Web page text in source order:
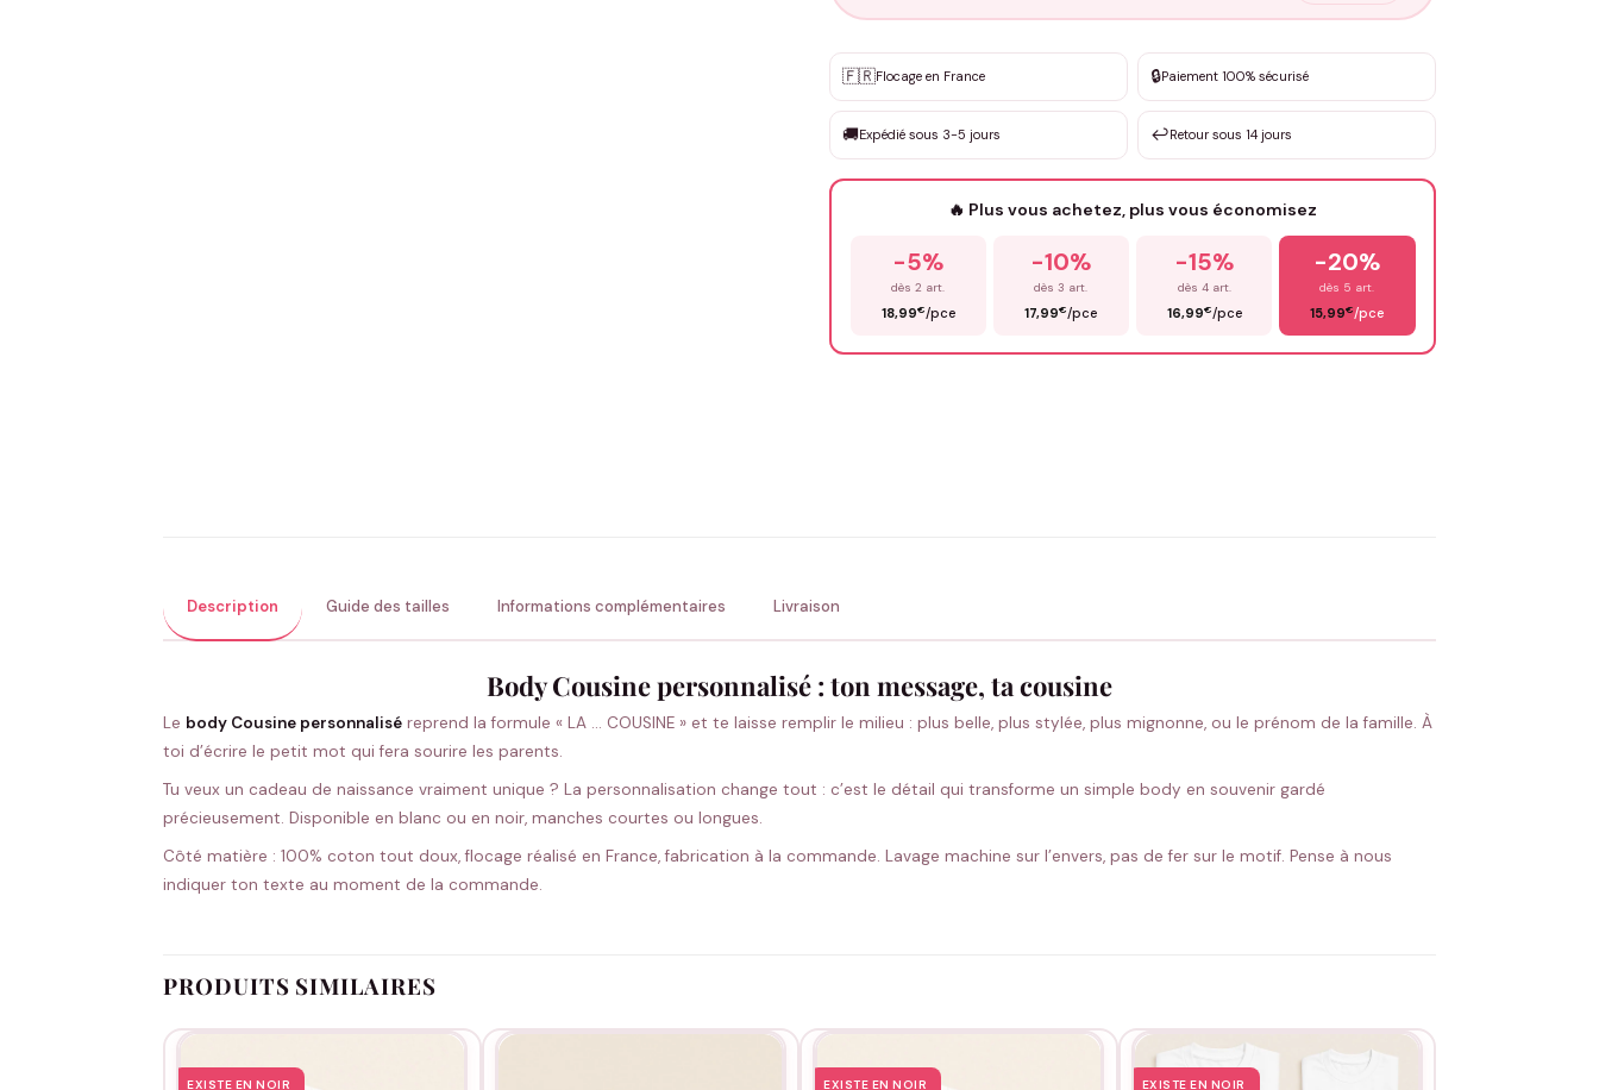
✨ Personnalisation sur mesure
DEVIS GRATUIT · Personnalisation de 3 à 10€ selon la demande
Que souhaitez-vous ?
🇫🇷Flocage en France 🔒Paiement 100% sécurisé
🚚Expédié sous 3-5 jours ↩️Retour sous 14 jours
🔥 Plus vous achetez, plus vous économisez
-5%
dès 2 art.
18,99€/pce
-10%
dès 3 art.
17,99€/pce
-15%
dès 4 art.
16,99€/pce
-20%
dès 5 art.
15,99€/pce
Description Guide des tailles Informations complémentaires Livraison
Body Cousine personnalisé : ton message, ta cousine
Le body Cousine personnalisé reprend la formule « LA … COUSINE » et te laisse remplir le milieu : plus belle, plus stylée, plus mignonne, ou le prénom de la famille. À
toi d’écrire le petit mot qui fera sourire les parents.
Tu veux un cadeau de naissance vraiment unique ? La personnalisation change tout : c’est le détail qui transforme un simple body en souvenir gardé
précieusement. Disponible en blanc ou en noir, manches courtes ou longues.
Côté matière : 100% coton tout doux, flocage réalisé en France, fabrication à la commande. Lavage machine sur l’envers, pas de fer sur le motif. Pense à nous
indiquer ton texte au moment de la commande.
PRODUITS SIMILAIRES
EXISTE EN NOIR EXISTE EN NOIR EXISTE EN NOIR